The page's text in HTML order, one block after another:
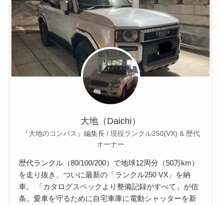
大地（Daichi）
『大地のコンパス』編集長 / 現役ランクル250(VX) & 歴代
オーナー
歴代ランクル（80/100/200）で地球12周分（50万km）
を走り抜き、ついに最新の「ランクル250 VX」を納
車。 「カタログスペックより整備記録がすべて」が信
条。愛車を守るために自宅車庫に電動シャッターを新